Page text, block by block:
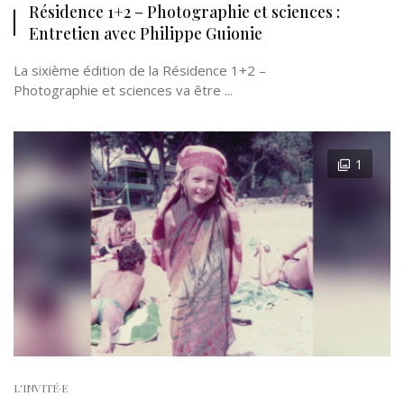
Résidence 1+2 – Photographie et sciences :
Entretien avec Philippe Guionie
La sixième édition de la Résidence 1+2 –
Photographie et sciences va être ...
1
L'INVITÉ·E